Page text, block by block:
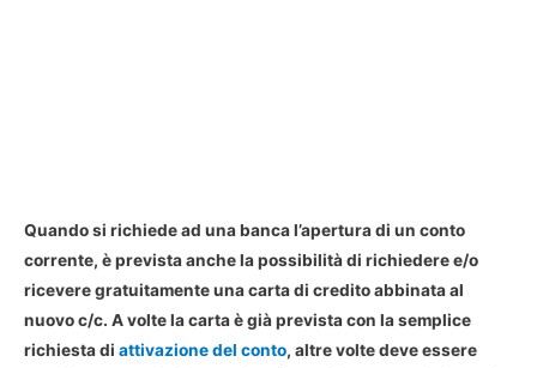
Quando si richiede ad una bancal’apertura di un conto
corrente, è prevista anche la possibilità di richiedere e/o
ricevere gratuitamente una carta di credito abbinata al
nuovo c/c. A volte la carta è già prevista con la semplice
richiesta di attivazione del conto, altre volte deve essere